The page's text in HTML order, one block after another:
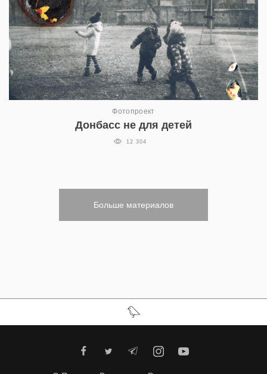
Фотопроект
Донбасс не для детей
12 304
Больше материалов